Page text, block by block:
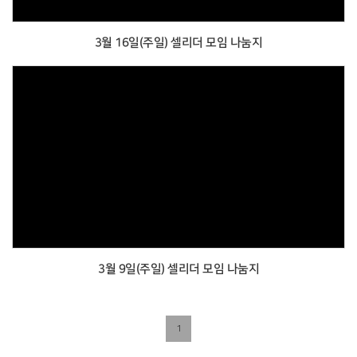
3월 16일(주일) 셀리더 모임 나눔지
3월 9일(주일) 셀리더 모임 나눔지
1